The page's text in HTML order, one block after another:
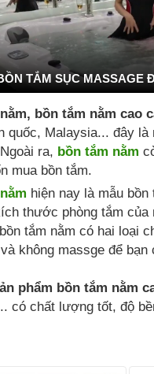
TẮM SỤC MASSAGE
bồn tắm nằm cao
quốc, Malaysia... đây
ra, bồn tắm nằm
mua bồn tắm.
hiện nay là mẫu
thước phòng tắm
tắm nằm có hai loại
không massge để
phẩm bồn tắm nằm
có chất lượng tốt, độ